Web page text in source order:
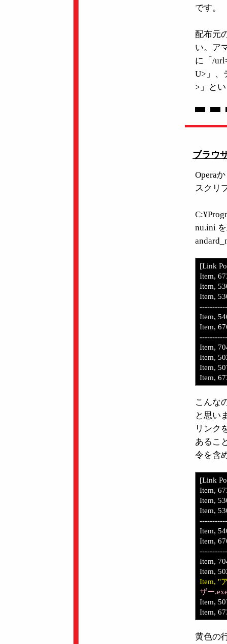
です。
配布元
い。ア
に「/
U>」、
>」と
ブラウ
Opera
スクリ
nu.ini
[Link
Item,
Item,
Item,
Item,
Item,
Item,
Item,
Item,
Item,
こんな
と思い
リンク
あるこ
令を含
[Link
Item,
Item,
Item,
Item,
Item,
Item,
Item,
Item, "
ザー
Item,
Item,
黄色の